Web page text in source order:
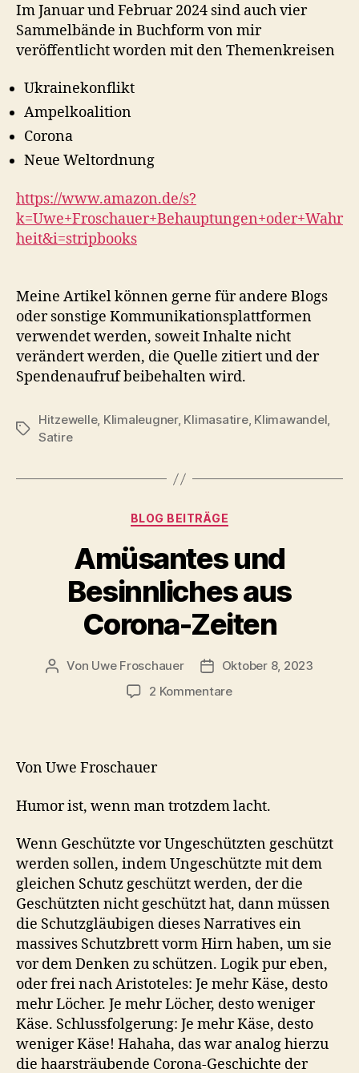
Im Januar und Februar 2024 sind auch vier
Sammelbände in Buchform von mir
veröffentlicht worden mit den Themenkreisen
Ukrainekonflikt
Ampelkoalition
Corona
Neue Weltordnung
https://www.amazon.de/s?
k=Uwe+Froschauer+Behauptungen+oder+Wahr
heit&i=stripbooks
Meine Artikel können gerne für andere Blogs
oder sonstige Kommunikationsplattformen
verwendet werden, soweit Inhalte nicht
verändert werden, die Quelle zitiert und der
Spendenaufruf beibehalten wird.
Schlagwörter
Hitzewelle, Klimaleugner, Klimasatire, Klimawandel,
Satire
Kategorien
BLOG BEITRÄGE
Amüsantes und
Besinnliches aus
Corona-Zeiten
Beitragsautor
Von Uwe Froschauer Beitragsdatum
Oktober 8, 2023
2 Kommentarezu
Von Uwe Froschauer
Humor ist, wenn man trotzdem lacht.
Wenn Geschützte vor Ungeschützten geschützt
werden sollen, indem Ungeschützte mit dem
gleichen Schutz geschützt werden, der die
Geschützten nicht geschützt hat, dann müssen
die Schutzgläubigen dieses Narratives ein
massives Schutzbrett vorm Hirn haben, um sie
vor dem Denken zu schützen. Logik pur eben,
oder frei nach Aristoteles: Je mehr Käse, desto
mehr Löcher. Je mehr Löcher, desto weniger
Käse. Schlussfolgerung: Je mehr Käse, desto
weniger Käse! Hahaha, das war analog hierzu
die haarsträubende Corona-Geschichte der